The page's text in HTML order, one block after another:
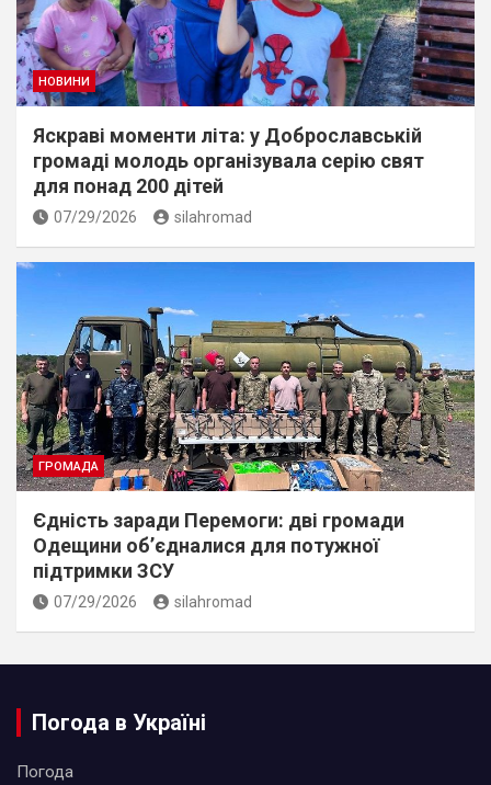
НОВИНИ
Яскраві моменти літа: у Доброславській
громаді молодь організувала серію свят
для понад 200 дітей
07/29/2026 silahromad
ГРОМАДА
Єдність заради Перемоги: дві громади
Одещини об’єдналися для потужної
підтримки ЗСУ
07/29/2026 silahromad
Погода в Україні
Погода